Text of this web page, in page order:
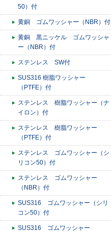
50）付
黄銅 ゴムワッシャー（NBR）付
黄銅 黒ニッケル ゴムワッシャ
ー（NBR）付
ステンレス SW付
SUS316 樹脂ワッシャー
（PTFE）付
ステンレス 樹脂ワッシャー（ナ
イロン）付
ステンレス 樹脂ワッシャー
（PTFE）付
ステンレス ゴムワッシャー（シ
リコン50）付
ステンレス ゴムワッシャー
（NBR）付
SUS316 ゴムワッシャー（シリ
コン50）付
SUS316 ゴムワッシャー